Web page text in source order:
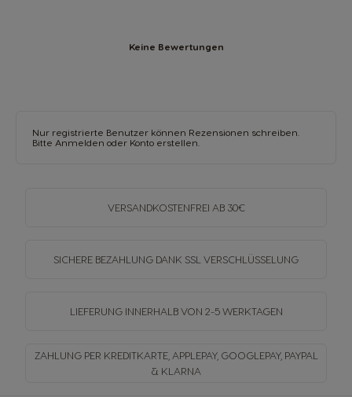
Keine Bewertungen
Nur registrierte Benutzer können Rezensionen schreiben.
Bitte Anmelden oder Konto erstellen
VERSANDKOSTENFREI AB 30€
SICHERE BEZAHLUNG DANK SSL VERSCHLÜSSELUNG
LIEFERUNG INNERHALB VON 2-5 WERKTAGEN
ZAHLUNG PER KREDITKARTE, APPLEPAY, GOOGLEPAY, PAYPAL
& KLARNA